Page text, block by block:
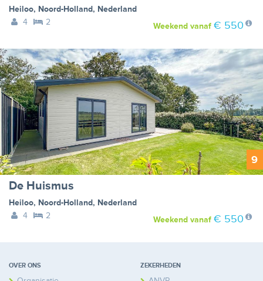
Heiloo, Noord-Holland, Nederland
4
2 Weekendvanaf € 550
9
De Huismus
Heiloo, Noord-Holland, Nederland
4
2 Weekendvanaf € 550
OVER ONS ZEKERHEDEN